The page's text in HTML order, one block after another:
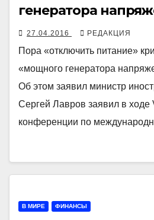
генератора
27.04.2016 РЕДАКЦИЯ
Пора «отключить питание»
«мощного генератора
Об этом заявил министр
Сергей Лавров заявил в ходе
конференции по
В МИРЕ ФИНАНСЫ